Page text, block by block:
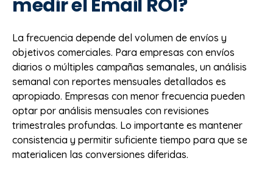
medir el Email ROI?
La frecuencia depende del volumen de envíos y
objetivos comerciales. Para empresas con envíos
diarios o múltiples campañas semanales, un análisis
semanal con reportes mensuales detallados es
apropiado. Empresas con menor frecuencia pueden
optar por análisis mensuales con revisiones
trimestrales profundas. Lo importante es mantener
consistencia y permitir suficiente tiempo para que se
materialicen las conversiones diferidas.